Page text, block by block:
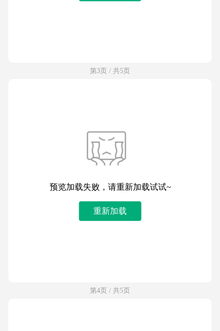
第3页 / 共5页
预览加载失败，请重新加载试试~
重新加载
第4页 / 共5页